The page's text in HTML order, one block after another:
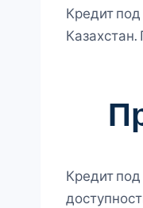
Кредит
Кредит